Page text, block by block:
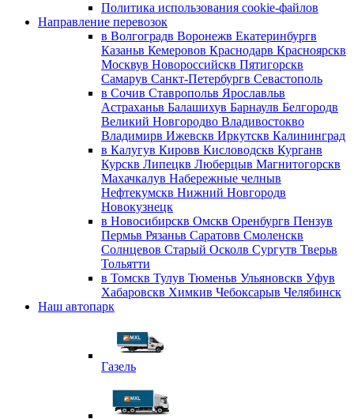
Политика использования cookie-файлов
Направление перевозок
в Волгоградв Воронежв Екатеринбургв
Казаньв Кемеровов Краснодарв Красноярскв
Москвув Новороссийскв Пятигорскв
Самарув Санкт-Петербургв Севастополь
в Сочив Ставропольв Ярославльв
Астраханьв Балашихув Барнаулв Белгородв
Великий Новгородво Владивостокво
Владимирв Ижевскв Иркутскв Калининград
в Калугув Кировв Кисловодскв Курганв
Курскв Липецкв Люберцыв Магнитогорскв
Махачкалув Набережные челныв
Нефтекумскв Нижний Новгородв
Новокузнецк
в Новосибирскв Омскв Оренбургв Пензув
Пермьв Рязаньв Саратовв Смоленскв
Солнцевов Старый Осколв Сургутв Тверьв
Тольятти
в Томскв Тулув Тюменьв Ульяновскв Уфув
Хабаровскв Химкив Чебоксарыв Челябинск
Наш автопарк
Газель